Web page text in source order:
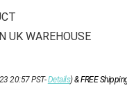
UK WAREHOUSE
20:57 PST-Details)&FREE